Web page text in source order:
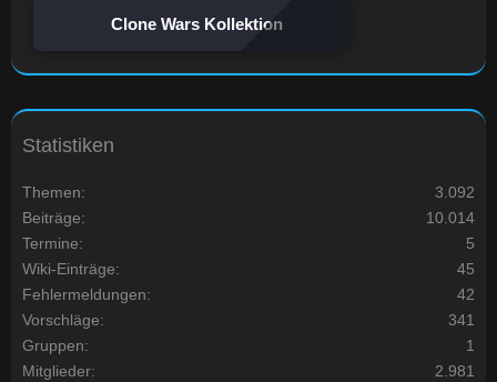
Clone Wars Kollektion
Statistiken
Themen
3.092
Beiträge
10.014
Termine
5
Wiki-Einträge
45
Fehlermeldungen
42
Vorschläge
341
Gruppen
1
Mitglieder
2.981